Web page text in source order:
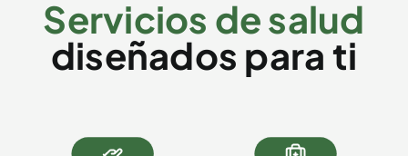
Servicios de salud
diseñados para ti